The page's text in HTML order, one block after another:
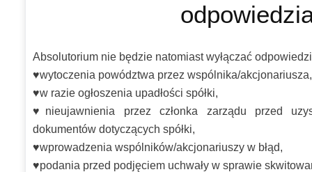
Absolutorium nie będzie natomiast wyłączać
♥️wytoczenia powództwa przez wspólnika/akcjonariusza,
♥️w razie ogłoszenia upadłości spółki,
♥️nieujawnienia przez członka zarządu przed
dokumentów dotyczących spółki,
♥️wprowadzenia wspólników/akcjonariuszy w błąd,
♥️podania przed podjęciem uchwały w sprawie